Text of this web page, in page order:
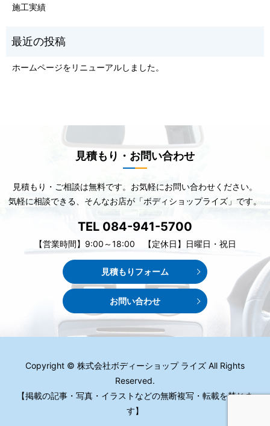
施工実績
ホームページをリニューアルしました。
見積もり・お問い合わせ
見積もり・ご相談は無料です。お気軽にお問い合わせください。
気軽に相談できる、そんなお店が「ボディショップライズ」です。
TEL 084-941-5700
【営業時間】9:00～18:00 【定休日】日曜日・祝日
見積もりフォーム
お問い合わせ
Copyright © 株式会社ボディーショップ ライズ All Rights
Reserved.
【掲載の記事・写真・イラストなどの無断複写・転載を禁じま
す】